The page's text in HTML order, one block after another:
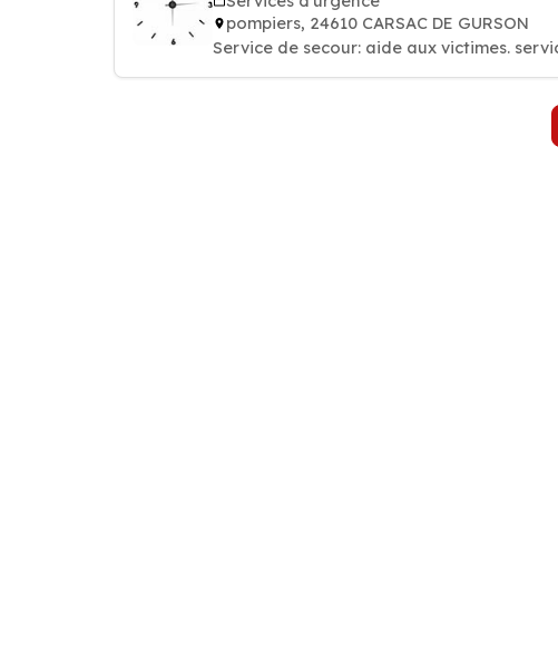
pompiers, 24610 CARSAC DE GURSON
Service de secour: aide aux